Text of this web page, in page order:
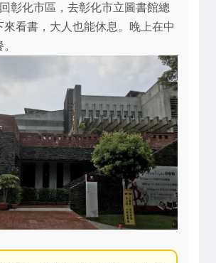
彰化市區，去彰化市立圖書館總
來看書，大人也能休息。晚上在中